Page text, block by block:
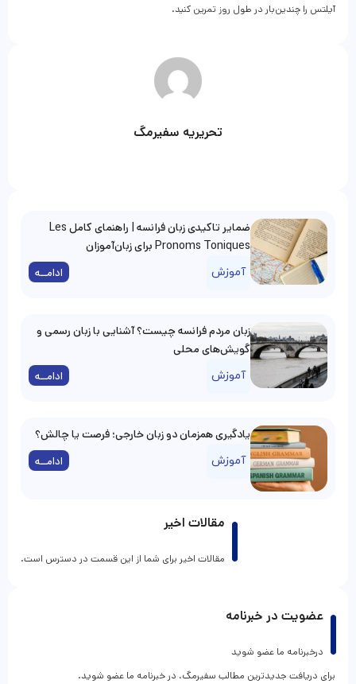
آیلتس را چندین‌بار در طول روز تمرین کنید.
تحریریه سفیرمگ
مقالات اخیر
مقالات اخیر برای شما از این قسمت در دسترس است.
ضمایر تاکیدی زبان فرانسه | راهنمای کامل Les
Pronoms Toniques برای زبان‌آموزان
آموزش ادامــه
زبان مردم فرانسه چیست؟ آشنایی با زبان رسمی و
گویش‌های محلی
آموزش ادامــه
یادگیری همزمان دو زبان خارجی؛ فرصت یا چالش؟
آموزش ادامــه
عضویت در خبرنامه
درخبرنامه ما عضو شوید
برای دریافت جدیدترین مطالب سفیرمگ، در خبرنامه ما عضو شوید.